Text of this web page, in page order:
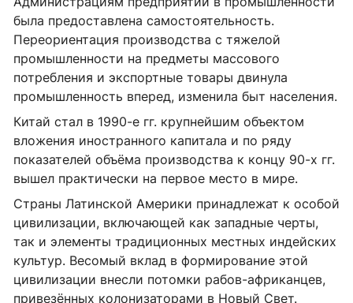
была предоставлена самостоятельность.
Переориентация производства с тяжелой
промышленности на предметы массового
потребления и экспортные товары двинула
промышленность вперед, изменила быт населения.
Китай стал в 1990-е гг. крупнейшим объектом
вложения иностранного капитала и по ряду
показателей объёма производства к концу 90-х гг.
вышел практически на первое место в мире.
Страны Латинской Америки принадлежат к особой
цивилизации, включающей как западные черты,
так и элементы традиционных местных индей­ских
культур. Весомый вклад в формирование этой
цивилизации внесли потомки рабов-африканцев,
привезённых колонизаторами в Новый Свет.